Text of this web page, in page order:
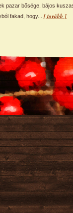
pazar bősége, bájos
fakad, hogy...[ tovább ]